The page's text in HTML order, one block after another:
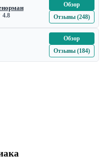
4.8
Обзор
Отзывы (248)
Обзор
Отзывы (184)